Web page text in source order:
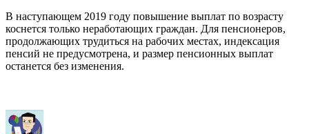
В наступающем 2019 году повышение выплат по возрасту
коснется только неработающих граждан. Для пенсионеров,
продолжающих трудиться на рабочих местах, индексация
пенсий не предусмотрена, и размер пенсионных выплат
останется без изменения.